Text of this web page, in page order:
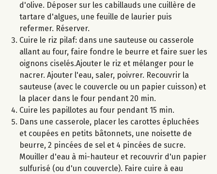
d'olive. Déposer sur les cabillauds une cuillère de
tartare d'algues, une feuille de laurier puis
refermer. Réserver.
Cuire le riz pilaf: dans une sauteuse ou casserole
allant au four, faire fondre le beurre et faire suer les
oignons ciselés.Ajouter le riz et mélanger pour le
nacrer. Ajouter l'eau, saler, poivrer. Recouvrir la
sauteuse (avec le couvercle ou un papier cuisson) et
la placer dans le four pendant 20 min.
Cuire les papillotes au four pendant 15 min.
Dans une casserole, placer les carottes épluchées
et coupées en petits bâtonnets, une noisette de
beurre, 2 pincées de sel et 4 pincées de sucre.
Mouiller d'eau à mi-hauteur et recouvrir d'un papier
sulfurisé (ou d'un couvercle). Faire cuire à eau